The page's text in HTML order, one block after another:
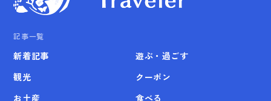
記事一覧
新着記事
観光
お土産
遊ぶ・過ごす
クーポン
食べる